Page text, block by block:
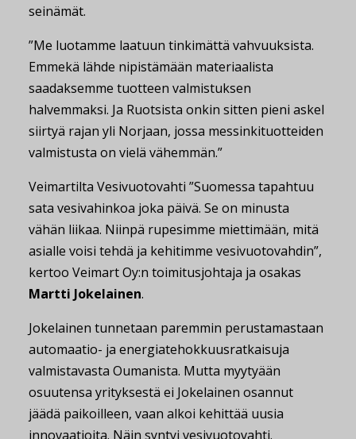
seinämät.
”Me luotamme laatuun tinkimättä vahvuuksista.
Emmekä lähde nipistämään materiaalista
saadaksemme tuotteen valmistuksen
halvemmaksi. Ja Ruotsista onkin sitten pieni askel
siirtyä rajan yli Norjaan, jossa messinkituotteiden
valmistusta on vielä vähemmän.”
Veimartilta Vesivuotovahti ”Suomessa tapahtuu
sata vesivahinkoa joka päivä. Se on minusta
vähän liikaa. Niinpä rupesimme miettimään, mitä
asialle voisi tehdä ja kehitimme vesivuotovahdin”,
kertoo Veimart Oy:n toimitusjohtaja ja osakas
Martti Jokelainen.
Jokelainen tunnetaan paremmin perustamastaan
automaatio- ja energiatehokkuusratkaisuja
valmistavasta Oumanista. Mutta myytyään
osuutensa yrityksestä ei Jokelainen osannut
jäädä paikoilleen, vaan alkoi kehittää uusia
innovaatioita. Näin syntyi vesivuotovahti.